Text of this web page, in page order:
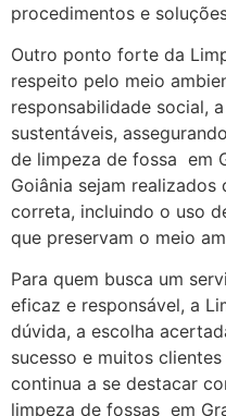
procedimentos e
Outro ponto forte da
respeito pelo meio
responsabilidade social,
sustentáveis,
de limpeza de fossa em
Goiânia sejam
correta, incluindo o uso
que preservam o meio
Para quem busca um
eficaz e responsável, a
dúvida, a escolha
sucesso e muitos
continua a se destacar
limpeza de fossas em